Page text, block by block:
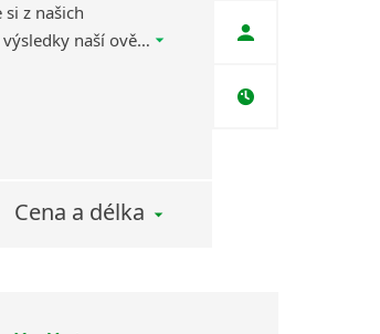
z našich
kvalifikovaných lektorů a zažijte skvělé výsledky naší ověřené výukové metody, díky které se naučíte italský efektivně, rychle a zábavnou formou.
Cena a délka